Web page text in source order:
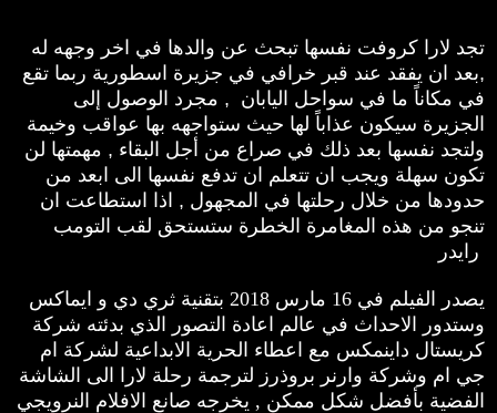
تجد لارا كروفت نفسها تبحث عن والدها في اخر وجهه له
,بعد ان يفقد عند قبر خرافي في جزيرة اسطورية ربما تقع
في مكاناً ما في سواحل اليابان , مجرد الوصول إلى
الجزيرة سيكون عذاباً لها حيث ستواجهه بها عواقب وخيمة
ولتجد نفسها بعد ذلك في صراع من أجل البقاء , مهمتها لن
تكون سهلة ويجب ان تتعلم ان تدفع نفسها الى ابعد من
حدودها من خلال رحلتها في المجهول , اذا استطاعت ان
تنجو من هذه المغامرة الخطرة ستستحق لقب التومب
يصدر الفيلم في 16 مارس 2018 بتقنية ثري دي و ايماكس
وستدور الاحداث في عالم اعادة التصور الذي بدئته شركة
كريستال داينمكس مع اعطاء الحرية الابداعية لشركة ام
جي ام وشركة وارنر بروذرز لترجمة رحلة لارا الى الشاشة
الفضية بأفضل شكل ممكن , يخرجه صانع الافلام النرويجي